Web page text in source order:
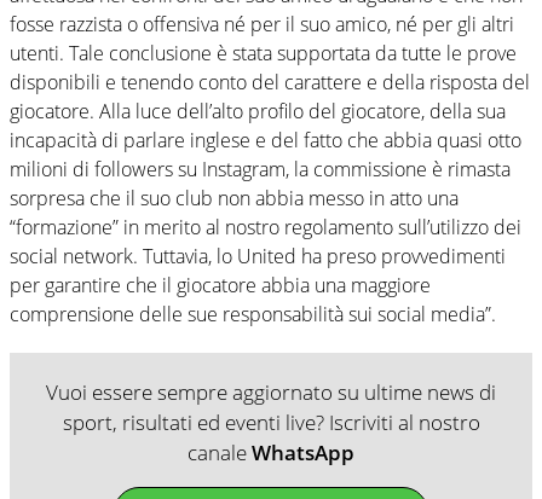
fosse razzista o offensiva né per il suo amico, né per gli altri
utenti. Tale conclusione è stata supportata da tutte le prove
disponibili e tenendo conto del carattere e della risposta del
giocatore. Alla luce dell’alto profilo del giocatore, della sua
incapacità di parlare inglese e del fatto che abbia quasi otto
milioni di followers su Instagram, la commissione è rimasta
sorpresa che il suo club non abbia messo in atto una
“formazione” in merito al nostro regolamento sull’utilizzo dei
social network. Tuttavia, lo United ha preso provvedimenti
per garantire che il giocatore abbia una maggiore
comprensione delle sue responsabilità sui social media”.
Vuoi essere sempre aggiornato su ultime news di
sport, risultati ed eventi live? Iscriviti al nostro
canaleWhatsApp